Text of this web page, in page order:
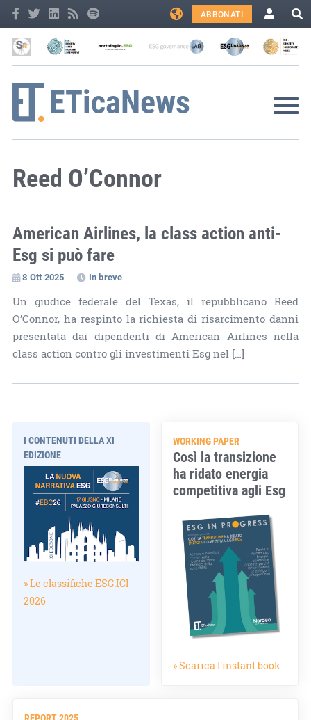
ABBONATI
Reed O’Connor
American Airlines, la class action anti-
Esg si può fare
8 Ott 2025 In breve
Un giudice federale del Texas, il repubblicano Reed
O’Connor, ha respinto la richiesta di risarcimento danni
presentata dai dipendenti di American Airlines nella
class action contro gli investimenti Esg nel […]
I CONTENUTI DELLA XI
EDIZIONE
» Le classifiche ESG.ICI
2026
WORKING PAPER
Così la transizione
ha ridato energia
competitiva agli Esg
» Scarica l'instant book